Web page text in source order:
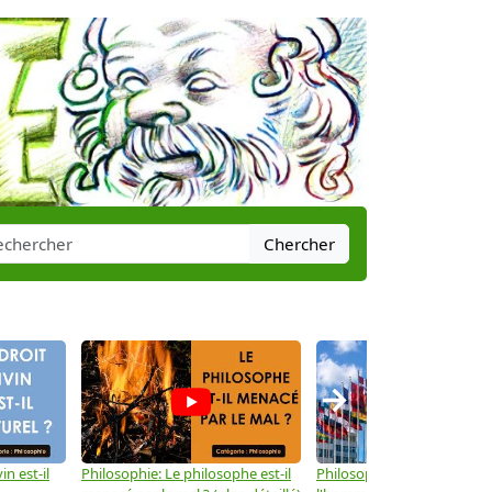
Chercher
est-il
Philosophie: Le philosophe est-il
Philosophie: Les droits de
→